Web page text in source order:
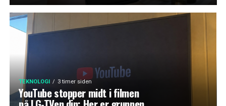
TEKNOLOGI 3 timer siden
YouTube stopper midt i filmen